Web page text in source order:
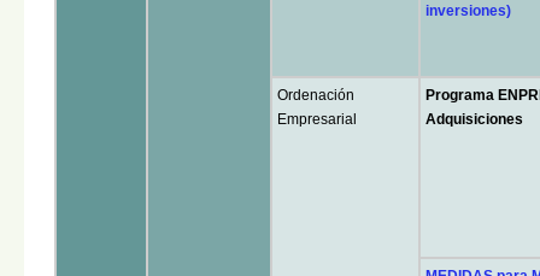
inversiones)
Ordenación
Empresarial
Programa
Adquisiciones